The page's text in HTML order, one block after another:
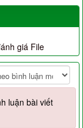
giá File
luận bài viết